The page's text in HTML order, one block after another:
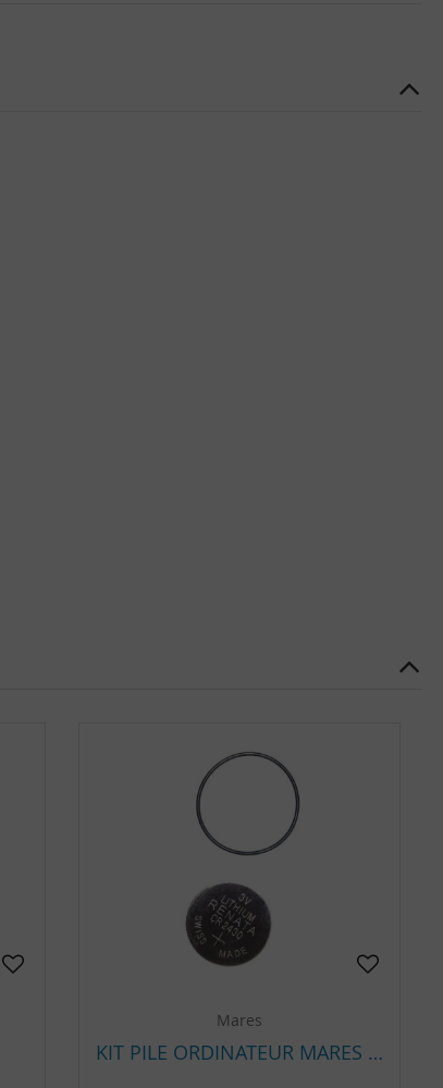
Mares
KIT PILE ORDINATEUR MARES PUCK PRO